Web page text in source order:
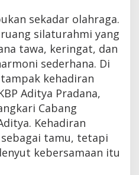
sekadar olahraga.
silaturahmi yang
tawa, keringat, dan
sederhana. Di
kehadiran
Aditya Pradana,
Cabang
Kehadiran
tamu, tetapi
kebersamaan itu